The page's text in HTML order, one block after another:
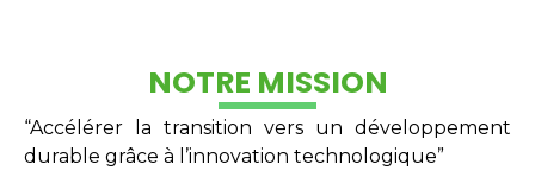
NOTRE MISSION
“Accélérer la transition vers un développement
durable grâce à l’innovation technologique”